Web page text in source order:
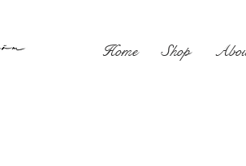
Home Shop